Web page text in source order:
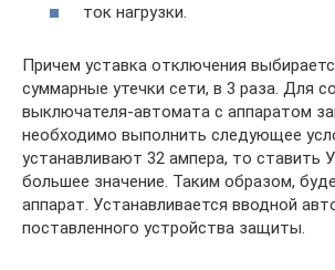
ток нагрузки.
Причем уставка отключения
суммарные утечки сети, в 3 раза. Для
выключателя-автомата с аппаратом
необходимо выполнить следующее
устанавливают 32 ампера, то ставить
большее значение. Таким образом,
аппарат. Устанавливается вводной
поставленного устройства защиты.